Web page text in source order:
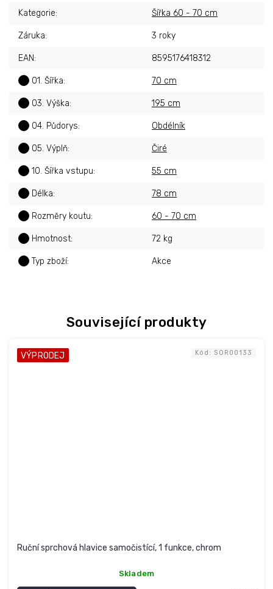
Související produkty
VÝPRODEJ
Ruční sprchová hlavice samočistící, 1 funkce, chrom
Skladem
Kód: SOR00133
Kategorie: Šířka 60 - 70 cm
Záruka: 3 roky
EAN: 8595176418312
01. Šířka: 70 cm
03. Výška: 195 cm
04. Půdorys: Obdélník
05. Výplň: Čiré
10. Šířka vstupu: 55 cm
Délka: 78 cm
Rozměry koutu: 60 - 70 cm
Hmotnost: 72 kg
Typ zboží: Akce